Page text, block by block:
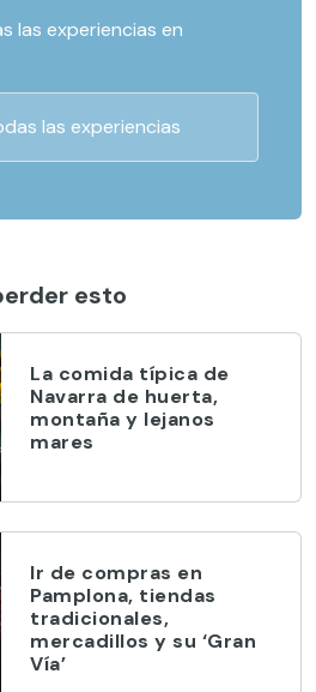
las experiencias en
las experiencias
esto
La comida típica de
Navarra de huerta,
montaña y lejanos
mares
Ir de compras en
Pamplona, tiendas
tradicionales,
mercadillos y su ‘Gran
Vía’